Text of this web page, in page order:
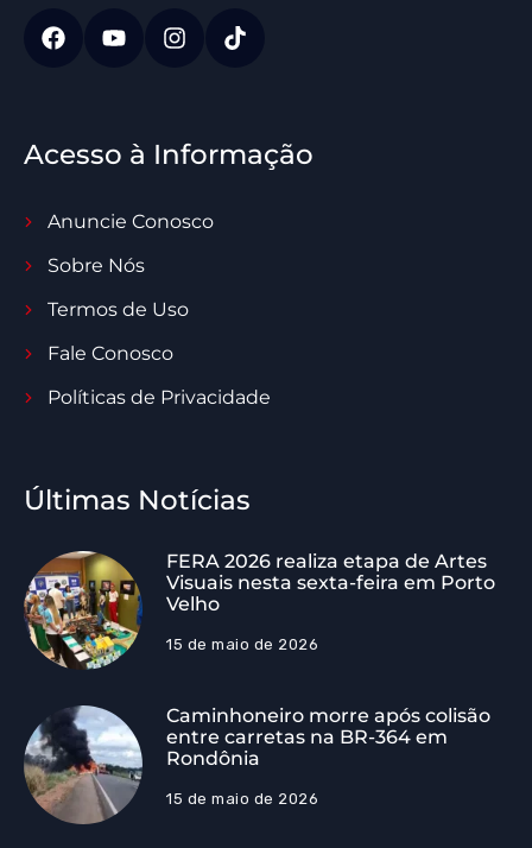
Acesso à Informação
Anuncie Conosco
Sobre Nós
Termos de Uso
Fale Conosco
Políticas de Privacidade
Últimas Notícias
FERA 2026 realiza etapa de Artes
Visuais nesta sexta-feira em Porto
Velho
15 de maio de 2026
Caminhoneiro morre após colisão
entre carretas na BR-364 em
Rondônia
15 de maio de 2026